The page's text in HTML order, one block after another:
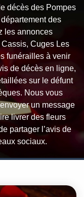
décès des Pompes
des
les annonces
Cuges Les
funérailles à venir
de décès en ligne,
sur le défunt
Nous vous
un message
livrer des fleurs
partager l’avis de
sociaux.